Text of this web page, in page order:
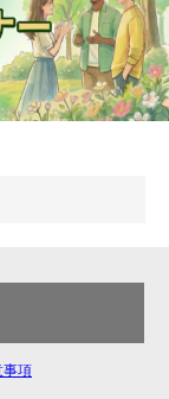
事項